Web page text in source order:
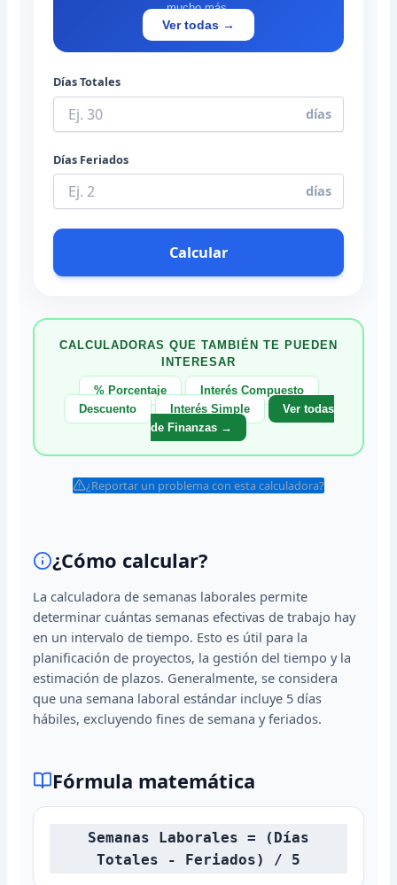
mucho más.
Ver todas →
Días Totales
días
Días Feriados
días
Calcular
CALCULADORAS QUE TAMBIÉN TE PUEDEN
INTERESAR
% Porcentaje
Interés Compuesto
Descuento
Interés Simple
Ver todas
de Finanzas →
¿Reportar un problema con esta calculadora?
¿Cómo calcular?
La calculadora de semanas laborales permite
determinar cuántas semanas efectivas de trabajo hay
en un intervalo de tiempo. Esto es útil para la
planificación de proyectos, la gestión del tiempo y la
estimación de plazos. Generalmente, se considera
que una semana laboral estándar incluye 5 días
hábiles, excluyendo fines de semana y feriados.
Fórmula matemática
Semanas Laborales = (Días
Totales - Feriados) / 5